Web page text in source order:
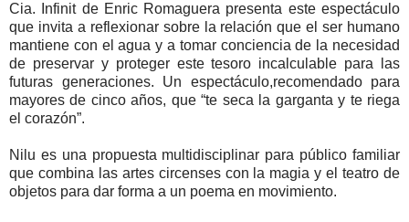
Cia. Infinit de Enric Romaguera presenta este espectáculo
que invita a reflexionar sobre la relación que el ser humano
mantiene con el agua y a tomar conciencia de la necesidad
de preservar y proteger este tesoro incalculable para las
futuras generaciones. Un espectáculo,recomendado para
mayores de cinco años, que “te seca la garganta y te riega
el corazón”.
Nilu es una propuesta multidisciplinar para público familiar
que combina las artes circenses con la magia y el teatro de
objetos para dar forma a un poema en movimiento.